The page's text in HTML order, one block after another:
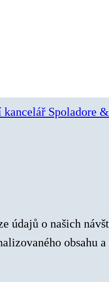
kancelář Spoladore
údajů o našich
obsahu